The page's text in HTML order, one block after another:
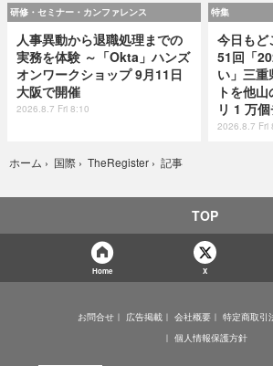
研修・セミナー・カンファレンス
人事異動から退職処理までの
実務を体験 ～「Okta」ハンズ
オンワークショップ 9月11日
大阪で開催
2026.8.7 Fri 8:10
特集
今日もど
51回「
い」三
トを他
リ 1 万
2026.8.7 Fri
ホーム › 国際 › TheRegister › 記事
TOP
Home X
お問合せ 広告掲載 会社概要
特定商取引
個人情報保護方針